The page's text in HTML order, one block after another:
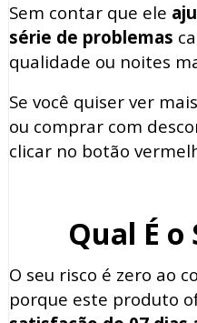
Sem contar que ele
série de problemas
qualidade ou noites
Se você quiser ver
ou comprar com
clicar no botão
Qual É o
O seu risco é zero ao
porque este produto